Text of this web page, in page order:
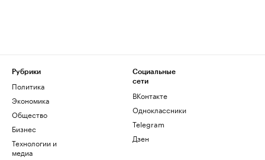
Рубрики
Политика
Экономика
Общество
Бизнес
Технологии и
медиа
Социальные
сети
ВКонтакте
Одноклассники
Telegram
Дзен